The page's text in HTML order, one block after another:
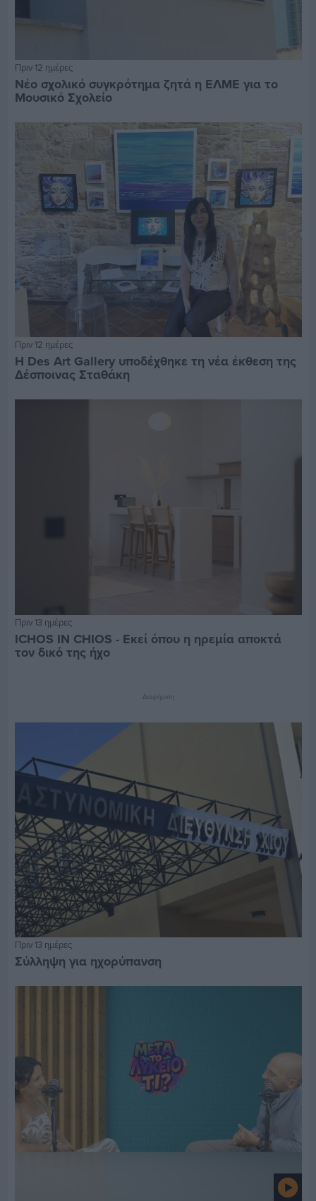
Πριν 12 ημέρες
Νέο σχολικό συγκρότημα ζητά η ΕΛΜΕ για το
Μουσικό Σχολείο
Πριν 12 ημέρες
Η Des Art Gallery υποδέχθηκε τη νέα έκθεση της
Δέσποινας Σταθάκη
Πριν 13 ημέρες
ICHOS IN CHIOS - Εκεί όπου η ηρεμία αποκτά
τον δικό της ήχο
Διαφήμιση
Πριν 13 ημέρες
Σύλληψη για ηχορύπανση